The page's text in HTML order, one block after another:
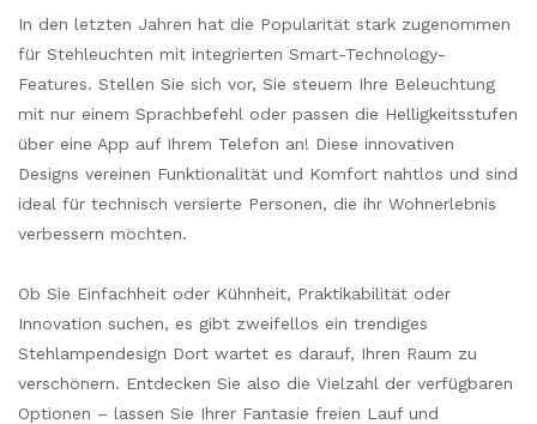
In den letzten Jahren hat die Popularität stark zugenommen
für Stehleuchten mit integrierten Smart-Technology-
Features. Stellen Sie sich vor, Sie steuern Ihre Beleuchtung
mit nur einem Sprachbefehl oder passen die Helligkeitsstufen
über eine App auf Ihrem Telefon an! Diese innovativen
Designs vereinen Funktionalität und Komfort nahtlos und sind
ideal für technisch versierte Personen, die ihr Wohnerlebnis
verbessern möchten.
Ob Sie Einfachheit oder Kühnheit, Praktikabilität oder
Innovation suchen, es gibt zweifellos ein trendiges
Stehlampendesign Dort wartet es darauf, Ihren Raum zu
verschönern. Entdecken Sie also die Vielzahl der verfügbaren
Optionen – lassen Sie Ihrer Fantasie freien Lauf und